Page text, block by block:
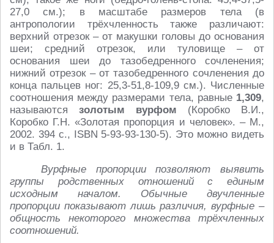
27,0 см.); в масштабе размеров тела (в
антропологии трёхчленность также различают:
верхний отрезок – от макушки головы до основания
шеи; средний отрезок, или туловище – от
основания шеи до тазобедренного сочленения;
нижний отрезок – от тазобедренного сочленения до
конца пальцев ног: 25,3-51,8-109,9 см.). Численные
соотношения между размерами тела, равные 1,309,
называются золотым вурфом (Коробко В.И.,
Коробко Г.Н. «Золотая пропорция и человек». – М.,
2002. 394 с., ISBN 5-93-93-130-5). Это можно видеть
и в Табл. 1.
Вурфные пропорции позволяют выявить
группы родственных отношений с единым
исходным началом. Обычные двучленные
пропорции показывают лишь различия, вурфные –
общность некоторого множества трёхчленных
соотношений.